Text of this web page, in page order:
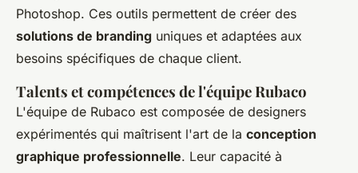
Photoshop. Ces outils permettent de créer des
solutions de branding uniques et adaptées aux
besoins spécifiques de chaque client.
Talents et compétences de l'équipe Rubaco
L'équipe de Rubaco est composée de designers
expérimentés qui maîtrisent l'art de la conception
graphique professionnelle. Leur capacité à